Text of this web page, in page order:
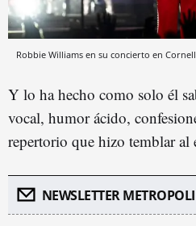
Robbie Williams en su concierto en
Y lo ha hecho como solo él
vocal, humor ácido,
repertorio que hizo temblar al
NEWSLETTER METROPOLI